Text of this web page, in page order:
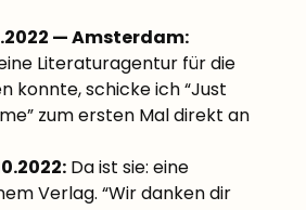
— Amsterdam:
Literaturagentur für die
konnte, schicke ich “Just
zum ersten Mal direkt an
Da ist sie: eine
Verlag. “Wir danken dir